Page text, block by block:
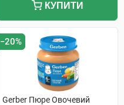
КУПИТИ
−20%
Gerber Пюре Овочевий